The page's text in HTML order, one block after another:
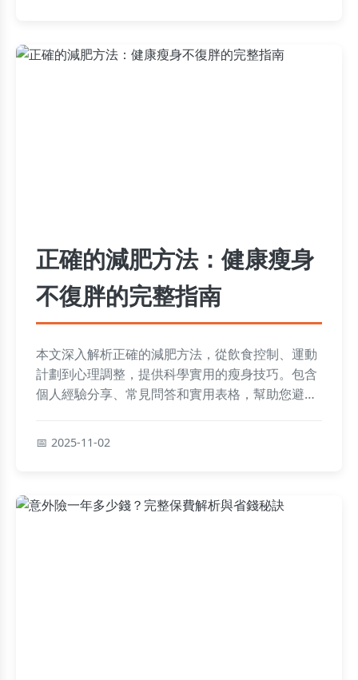
正確的減肥方法：健康瘦身
不復胖的完整指南
本文深入解析正確的減肥方法，從飲食控制、運動
計劃到心理調整，提供科學實用的瘦身技巧。包含
個人經驗分享、常見問答和實用表格，幫助您避免
2025-11-02